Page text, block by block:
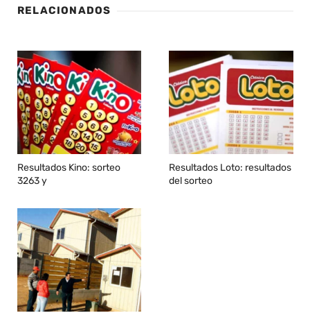
RELACIONADOS
Resultados Kino: sorteo
3263 y
Resultados Loto: resultados
del sorteo